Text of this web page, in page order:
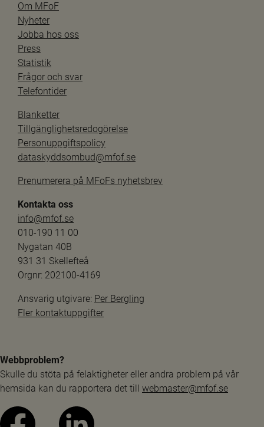
Om MFoF
Nyheter
Jobba hos oss
Press
Statistik
Frågor och svar
Telefontider
Blanketter
Tillgänglighetsredogörelse
Personuppgiftspolicy
dataskyddsombud@mfof.se
Prenumerera på MFoFs nyhetsbrev
Kontakta oss
info@mfof.se
010-190 11 00
Nygatan 40B
931 31 Skellefteå
Orgnr: 202100-4169
Ansvarig utgivare: Per Bergling
Fler kontaktuppgifter
Webbproblem?
Skulle du stöta på felaktigheter eller andra problem på vår
hemsida kan du rapportera det till webmaster@mfof.se